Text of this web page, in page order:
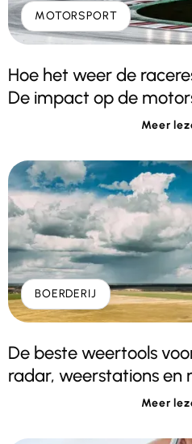
MOTORSPORT
Hoe het weer de
De impact op de
Meer
BOERDERIJ
De beste weertools
radar, weerstations en
Meer